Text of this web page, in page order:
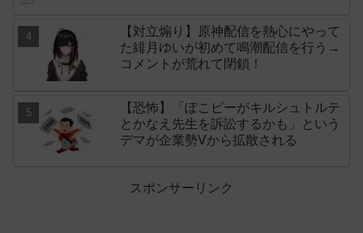
【対立煽り】原神配信を熱心にやって
た緋月ゆいが初めて鳴潮配信を行う→
コメントが荒れて閉鎖！
【恐怖】「ぽこピーがキルシュトルテ
とかなえ先生を訴訟するかも」という
デマが企業勢Vから拡散される
スポンサーリンク